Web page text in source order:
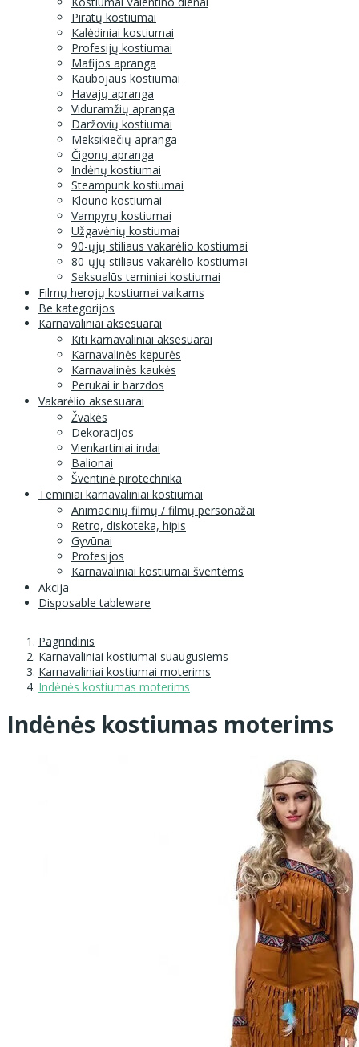
Piratų kostiumai
Kalėdiniai kostiumai
Profesijų kostiumai
Mafijos apranga
Kaubojaus kostiumai
Havajų apranga
Viduramžių apranga
Daržovių kostiumai
Meksikiečių apranga
Čigonų apranga
Indėnų kostiumai
Steampunk kostiumai
Klouno kostiumai
Vampyrų kostiumai
Užgavėnių kostiumai
90-ųjų stiliaus vakarėlio kostiumai
80-ųjų stiliaus vakarėlio kostiumai
Seksualūs teminiai kostiumai
Filmų herojų kostiumai vaikams
Be kategorijos
Karnavaliniai aksesuarai
Kiti karnavaliniai aksesuarai
Karnavalinės kepurės
Karnavalinės kaukės
Perukai ir barzdos
Vakarėlio aksesuarai
Žvakės
Dekoracijos
Vienkartiniai indai
Balionai
Šventinė pirotechnika
Teminiai karnavaliniai kostiumai
Animacinių filmų / filmų personažai
Retro, diskoteka, hipis
Gyvūnai
Profesijos
Karnavaliniai kostiumai šventėms
Akcija
Disposable tableware
Pagrindinis
Karnavaliniai kostiumai suaugusiems
Karnavaliniai kostiumai moterims
Indėnės kostiumas moterims
Indėnės kostiumas moterims